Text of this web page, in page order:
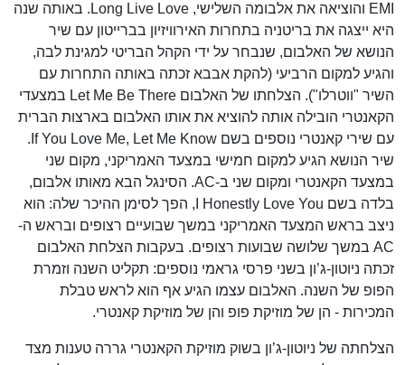
EMI והוציאה את אלבומה השלישי, Long Live Love. באותה שנה
היא ייצגה את בריטניה בתחרות האירוויזיון בברייטון עם שיר
הנושא של האלבום, שנבחר על ידי הקהל הבריטי למגינת לבה,
והגיע למקום הרביעי (להקת אבבא זכתה באותה התחרות עם
השיר "ווטרלו"). הצלחתו של האלבום Let Me Be There במצעדי
הקאנטרי הובילה אותה להוציא את אותו האלבום בארצות הברית
עם שירי קאנטרי נוספים בשם If You Love Me, Let Me Know.
שיר הנושא הגיע למקום חמישי במצעד האמריקני, מקום שני
במצעד הקאנטרי ומקום שני ב-AC. הסינגל הבא מאותו אלבום,
בלדה בשם I Honestly Love You, הפך לסימן ההיכר שלה: הוא
ניצב בראש המצעד האמריקני במשך שבועיים רצופים ובראש ה-
AC במשך שלושה שבועות רצופים. בעקבות הצלחת האלבום
זכתה ניוטון-ג’ון בשני פרסי גראמי נוספים: תקליט השנה וזמרת
הפופ של השנה. האלבום עצמו הגיע אף הוא לראש טבלת
המכירות - הן של מוזיקת פופ והן של מוזיקת קאנטרי.
הצלחתה של ניוטון-ג’ון בשוק מוזיקת הקאנטרי גררה טענות מצד